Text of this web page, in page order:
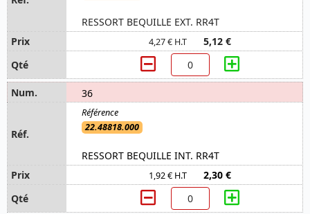
RESSORT BEQUILLE EXT. RR4T
4,27 € H.T 5,12 €
36
22.48818.000
RESSORT BEQUILLE INT. RR4T
1,92 € H.T 2,30 €